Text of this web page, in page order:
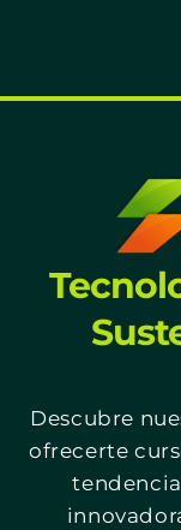
Descubre
ofrecerte